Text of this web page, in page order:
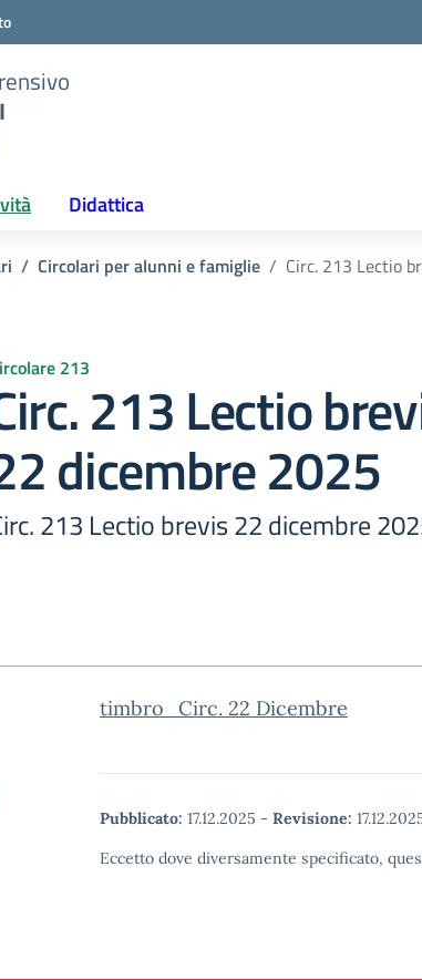
Didattica
Circolari per alunni e famiglie Circ. 213 Lectio
213
213 Lectio
dicembre 2025
213 Lectio brevis 22 dicembre
timbro_Circ. 22 Dicembre
Pubblicato: 17.12.2025 - Revisione:
Eccetto dove diversamente specificato,